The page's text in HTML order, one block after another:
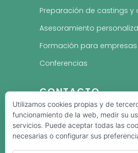
Preparación de castings y
Asesoramiento
Formación para
Conferencias
CONTACTO
¿Quieres trabajar tuvoz,
o comunicación?
Cuéntame qué necesitas o
Utilizamos cookies propias y de
funcionamiento de la web, medir su
servicios. Puede aceptar todas las
necesarias o configurar sus